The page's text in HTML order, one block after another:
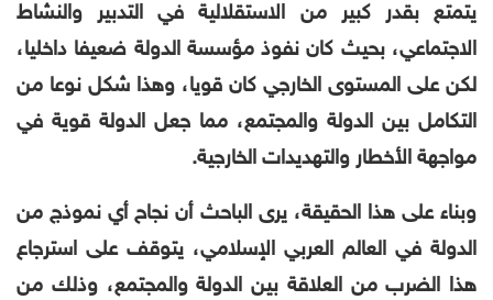
يتمتع بقدر كبير من الاستقلالية في التدبير والنشاط
الاجتماعي، بحيث كان نفوذ مؤسسة الدولة ضعيفا داخليا،
لكن على المستوى الخارجي كان قويا، وهذا شكل نوعا من
التكامل بين الدولة والمجتمع، مما جعل الدولة قوية في
مواجهة الأخطار والتهديدات الخارجية.
وبناء على هذا الحقيقة، يرى الباحث أن نجاح أي نموذج من
الدولة في العالم العربي الإسلامي، يتوقف على استرجاع
هذا الضرب من العلاقة بين الدولة والمجتمع، وذلك من